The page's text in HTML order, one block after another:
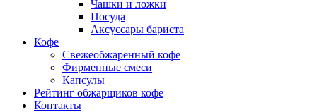
Чашки и ложки
Посуда
Аксуссары бариста
Кофе
Свежеобжаренный кофе
Фирменные смеси
Капсулы
Рейтинг обжарщиков кофе
Контакты